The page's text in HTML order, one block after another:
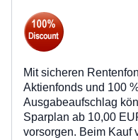
Mit sicheren
Aktienfonds und 100
Ausgabeaufschlag
Sparplan ab 10,00
vorsorgen. Beim Kauf